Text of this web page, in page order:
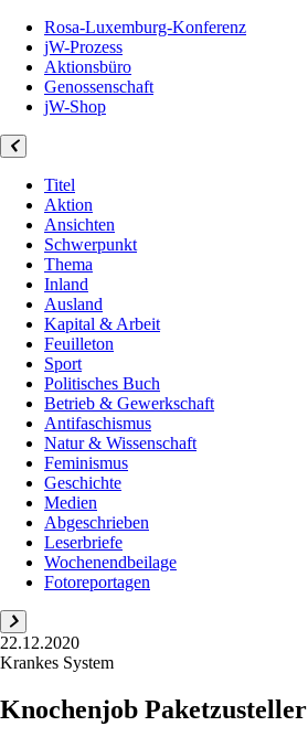
Rosa-Luxemburg-Konferenz
jW-Prozess
Aktionsbüro
Genossenschaft
jW-Shop
Titel
Aktion
Ansichten
Schwerpunkt
Thema
Inland
Ausland
Kapital & Arbeit
Feuilleton
Sport
Politisches Buch
Betrieb & Gewerkschaft
Antifaschismus
Natur & Wissenschaft
Feminismus
Geschichte
Medien
Abgeschrieben
Leserbriefe
Wochenendbeilage
Fotoreportagen
22.12.2020
Krankes System
Knochenjob Paketzusteller